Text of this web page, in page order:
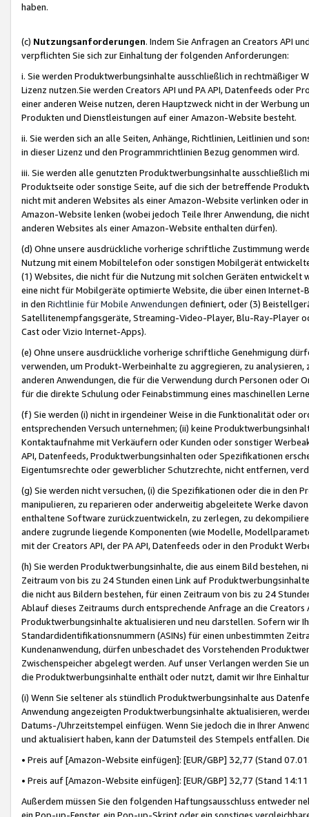
haben.
(c) Nutzungsanforderungen. Indem Sie Anfragen an Creators API
verpflichten Sie sich zur Einhaltung der folgenden Anforderungen:
i. Sie werden Produktwerbungsinhalte ausschließlich in rechtmäßiger
Lizenz nutzen.Sie werden Creators API und PA API, Datenfeeds oder
einer anderen Weise nutzen, deren Hauptzweck nicht in der Werbung
Produkten und Dienstleistungen auf einer Amazon-Website besteht.
ii. Sie werden sich an alle Seiten, Anhänge, Richtlinien, Leitlinien und
in dieser Lizenz und den Programmrichtlinien Bezug genommen wird.
iii. Sie werden alle genutzten Produktwerbungsinhalte ausschließlich
Produktseite oder sonstige Seite, auf die sich der betreffende
nicht mit anderen Websites als einer Amazon-Website verlinken oder
Amazon-Website lenken (wobei jedoch Teile Ihrer Anwendung, die
anderen Websites als einer Amazon-Website enthalten dürfen).
(d) Ohne unsere ausdrückliche vorherige schriftliche Zustimmung
Nutzung mit einem Mobiltelefon oder sonstigen Mobilgerät
(1) Websites, die nicht für die Nutzung mit solchen Geräten
eine nicht für Mobilgeräte optimierte Website, die über einen
in den Richtlinie für Mobile Anwendungen definiert, oder (3)
Satellitenempfangsgeräte, Streaming-Video-Player, Blu-Ray-Player
Cast oder Vizio Internet-Apps).
(e) Ohne unsere ausdrückliche vorherige schriftliche Genehmigung
verwenden, um Produkt-Werbeinhalte zu aggregieren, zu
anderen Anwendungen, die für die Verwendung durch Personen
für die direkte Schulung oder Feinabstimmung eines maschinellen
(f) Sie werden (i) nicht in irgendeiner Weise in die Funktionalität oder
entsprechenden Versuch unternehmen; (ii) keine
Kontaktaufnahme mit Verkäufern oder Kunden oder sonstiger
API, Datenfeeds, Produktwerbungsinhalten oder Spezifikationen
Eigentumsrechte oder gewerblicher Schutzrechte, nicht entfernen,
(g) Sie werden nicht versuchen, (i) die Spezifikationen oder die in
manipulieren, zu reparieren oder anderweitig abgeleitete Werke
enthaltene Software zurückzuentwickeln, zu zerlegen, zu
andere zugrunde liegende Komponenten (wie Modelle,
mit der Creators API, der PA API, Datenfeeds oder in den Produkt
(h) Sie werden Produktwerbungsinhalte, die aus einem Bild bestehen,
Zeitraum von bis zu 24 Stunden einen Link auf
die nicht aus Bildern bestehen, für einen Zeitraum von bis zu 24
Ablauf dieses Zeitraums durch entsprechende Anfrage an die
Produktwerbungsinhalte aktualisieren und neu darstellen. Sofern wir
Standardidentifikationsnummern (ASINs) für einen unbestimmten
Kundenanwendung, dürfen unbeschadet des Vorstehenden
Zwischenspeicher abgelegt werden. Auf unser Verlangen werden Sie
die Produktwerbungsinhalte enthält oder nutzt, damit wir Ihre
(i) Wenn Sie seltener als stündlich Produktwerbungsinhalte aus
Anwendung angezeigten Produktwerbungsinhalte aktualisieren,
Datums-/Uhrzeitstempel einfügen. Wenn Sie jedoch die in Ihrer
und aktualisiert haben, kann der Datumsteil des Stempels entfallen.
• Preis auf [Amazon-Website einfügen]: [EUR/GBP] 32,77 (Stand
• Preis auf [Amazon-Website einfügen]: [EUR/GBP] 32,77 (Stand
Außerdem müssen Sie den folgenden Haftungsausschluss entweder
ein Pop-up-Fenster, ein Pop-up-Skript oder ein sonstiges